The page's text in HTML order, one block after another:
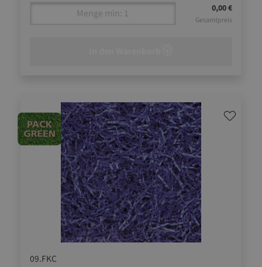
0,00 €
Gesamtpreis
09.FKC